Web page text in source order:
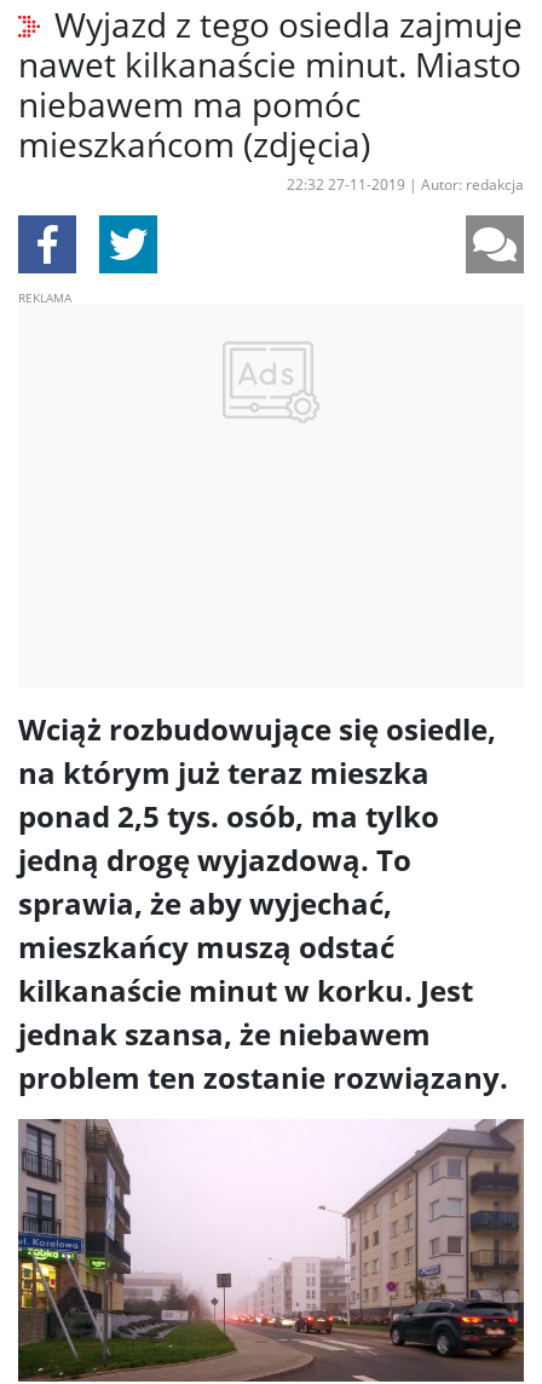
Wyjazd z tego osiedla zajmuje
nawet kilkanaście minut. Miasto
niebawem ma pomóc
mieszkańcom (zdjęcia)
22:32 27-11-2019 | Autor: redakcja
Wciąż rozbudowujące się osiedle,
na którym już teraz mieszka
ponad 2,5 tys. osób, ma tylko
jedną drogę wyjazdową. To
sprawia, że aby wyjechać,
mieszkańcy muszą odstać
kilkanaście minut w korku. Jest
jednak szansa, że niebawem
problem ten zostanie rozwiązany.